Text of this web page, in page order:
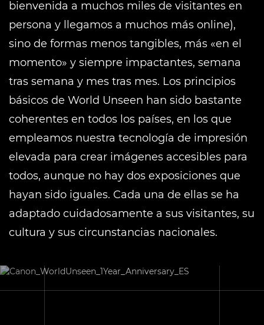
bienvenida a muchos miles de visitantes en
persona y llegamos a muchos más online),
sino de formas menos tangibles, más «en el
momento» y siempre impactantes, semana
tras semana y mes tras mes. Los principios
básicos de World Unseen han sido bastante
coherentes en todos los países, en los que
empleamos nuestra tecnología de impresión
elevada para crear imágenes accesibles para
todos, aunque no hay dos exposiciones que
hayan sido iguales. Cada una de ellas se ha
adaptado cuidadosamente a sus visitantes, su
cultura y sus circunstancias nacionales.